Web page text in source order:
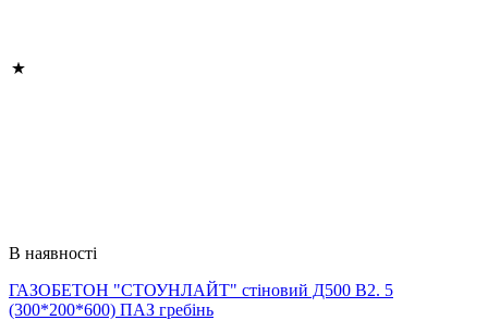
В наявності
ГАЗОБЕТОН "СТОУНЛАЙТ" стіновий Д500 В2. 5
(300*200*600) ПАЗ гребінь